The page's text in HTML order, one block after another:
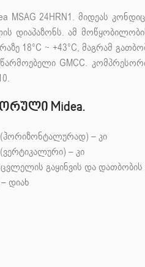
MSAG 24HRN1. მიდეას
დიაპაზონს. ამ
18°C ​​~ +43°C, მაგრამ
GMCC.
Midea.
– კი
– კი
გაყინვის და დათბობის
დიახ